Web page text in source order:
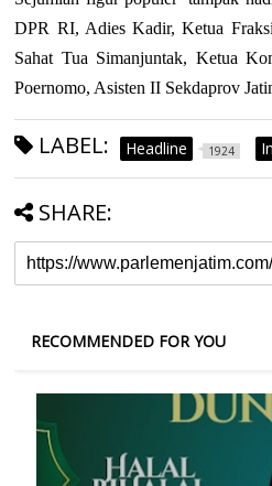
DPR RI, Adies Kadir, Ketua
Sahat Tua Simanjuntak, Ketua
Poernomo, Asisten II Sekdaprov
LABEL: Headline 1924
SHARE:
RECOMMENDED FOR YOU